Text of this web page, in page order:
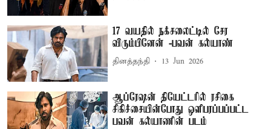
17 வயதில் நக்சலைட்டில் சேர
விரும்பினேன் -பவன் கல்யாண்
தினத்தந்தி 13 Jun 2026
ஆப்ரேஷன் தியேட்டரில் ரசிகை
சிகிச்சையின்போது ஒளிபரப்பப்பட்ட
பவன் கல்யாணின் படம்